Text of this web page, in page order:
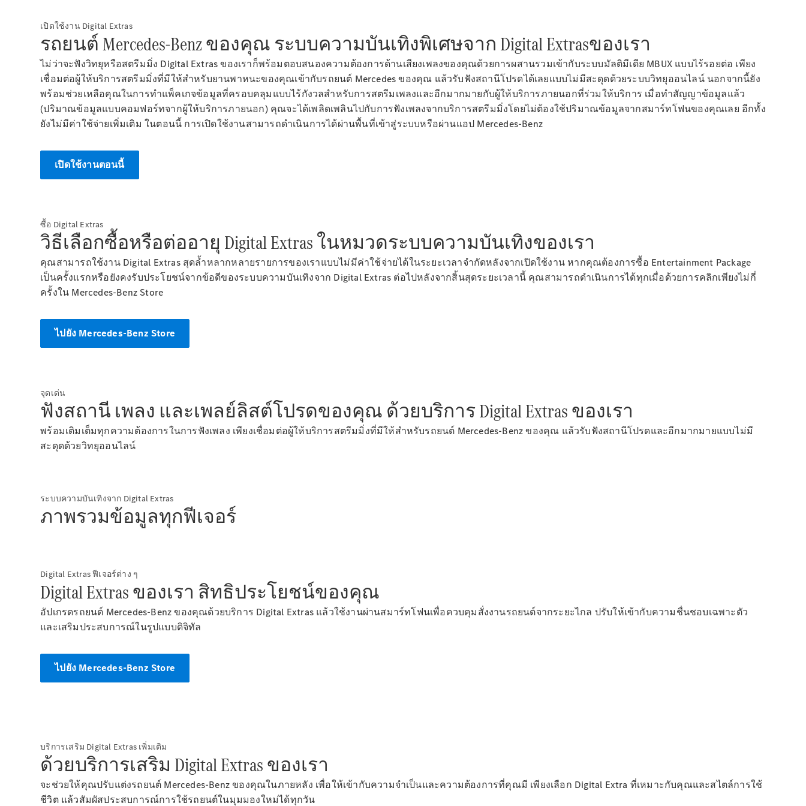
เปิดใช้งาน Digital Extras
รถยนต์ Mercedes-Benz ของคุณ ระบบความบันเทิงพิเศษจาก Digital Extrasของเรา
ไม่ว่าจะฟังวิทยุหรือสตรีมมิ่ง Digital Extrasของเราก็พร้อมตอบสนองความต้องการด้านเสียงเพลงของคุณด้วยการผสานรวมเข้ากับระบบมัลติมีเดีย MBUX แบบไร้รอยต่อ เพียง
เชื่อมต่อผู้ให้บริการสตรีมมิ่งที่มีให้สำหรับยานพาหนะของคุณเข้ากับรถยนต์ Mercedes ของคุณ แล้วรับฟังสถานีโปรดได้เลยแบบไม่มีสะดุดด้วยระบบวิทยุออนไลน์ นอกจากนี้ยัง
พร้อมช่วยเหลือคุณในการทำแพ็คเกจข้อมูลที่ครอบคลุมแบบไร้กังวลสำหรับการสตรีมเพลงและอีกมากมายกับผู้ให้บริการภายนอกที่ร่วมให้บริการ เมื่อทำสัญญาข้อมูลแล้ว
(ปริมาณข้อมูลแบบคอมฟอร์ทจากผู้ให้บริการภายนอก) คุณจะได้เพลิดเพลินไปกับการฟังเพลงจากบริการสตรีมมิ่งโดยไม่ต้องใช้ปริมาณข้อมูลจากสมาร์ทโฟนของคุณเลย อีกทั้ง
ยังไม่มีค่าใช้จ่ายเพิ่มเติม ในตอนนี้ การเปิดใช้งานสามารถดำเนินการได้ผ่านพื้นที่เข้าสู่ระบบหรือผ่านแอป Mercedes-Benz
เปิดใช้งานตอนนี้
ซื้อ Digital Extras
วิธีเลือกซื้อหรือต่ออายุ Digital Extras ในหมวดระบบความบันเทิงของเรา
คุณสามารถใช้งาน Digital Extras สุดล้ำหลากหลายรายการของเราแบบไม่มีค่าใช้จ่ายได้ในระยะเวลาจำกัดหลังจากเปิดใช้งาน หากคุณต้องการซื้อ Entertainment Package
เป็นครั้งแรกหรือยังคงรับประโยชน์จากข้อดีของระบบความบันเทิงจาก Digital Extras ต่อไปหลังจากสิ้นสุดระยะเวลานี้ คุณสามารถดำเนินการได้ทุกเมื่อด้วยการคลิกเพียงไม่กี่
ครั้งใน Mercedes-Benz Store
ไปยัง Mercedes-Benz Store
จุดเด่น
ฟังสถานี เพลง และเพลย์ลิสต์โปรดของคุณ ด้วยบริการ Digital Extras ของเรา
พร้อมเติมเต็มทุกความต้องการในการฟังเพลง เพียงเชื่อมต่อผู้ให้บริการสตรีมมิ่งที่มีให้สำหรับรถยนต์ Mercedes-Benz ของคุณ แล้วรับฟังสถานีโปรดและอีกมากมายแบบไม่มี
สะดุดด้วยวิทยุออนไลน์
ระบบความบันเทิงจาก Digital Extras
ภาพรวมข้อมูลทุกฟีเจอร์
Digital Extras ฟีเจอร์ต่าง ๆ
Digital Extras ของเรา สิทธิประโยชน์ของคุณ
อัปเกรดรถยนต์ Mercedes-Benz ของคุณด้วยบริการ Digital Extras แล้วใช้งานผ่านสมาร์ทโฟนเพื่อควบคุมสั่งงานรถยนต์จากระยะไกล ปรับให้เข้ากับความชื่นชอบเฉพาะตัว
และเสริมประสบการณ์ในรูปแบบดิจิทัล
ไปยัง Mercedes-Benz Store
บริการเสริม Digital Extras เพิ่มเติม
ด้วยบริการเสริม Digital Extras ของเรา
จะช่วยให้คุณปรับแต่งรถยนต์ Mercedes-Benz ของคุณในภายหลัง เพื่อให้เข้ากับความจำเป็นและความต้องการที่คุณมี เพียงเลือก Digital Extra ที่เหมาะกับคุณและสไตล์การใช้
ชีวิต แล้วสัมผัสประสบการณ์การใช้รถยนต์ในมุมมองใหม่ได้ทุกวัน